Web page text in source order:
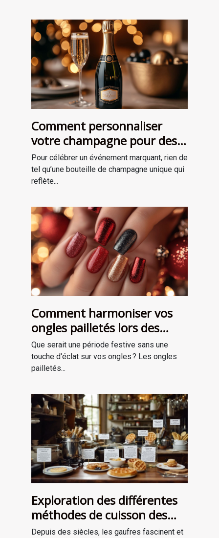
Comment personnaliser
votre champagne pour des
occasions spéciales ?
Pour célébrer un événement marquant, rien de
tel qu’une bouteille de champagne unique qui
reflète...
Comment harmoniser vos
ongles pailletés lors des
fêtes ?
Que serait une période festive sans une
touche d'éclat sur vos ongles ? Les ongles
pailletés...
Exploration des différentes
méthodes de cuisson des
gaufres à travers les âges
Depuis des siècles, les gaufres fascinent et